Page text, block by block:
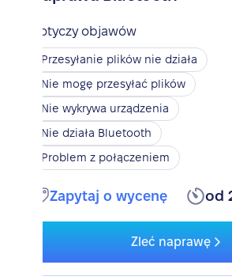
Dotyczy objawów
Przesyłanie plików nie działa
Nie mogę przesyłać plików
Nie wykrywa urządzenia
Nie działa Bluetooth
Problem z połączeniem
Zapytaj o wycenę od
Zleć naprawę